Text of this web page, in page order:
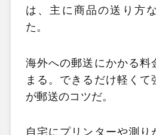
は、主に商品の送り方
た。
海外への郵送にかかる料
まる。できるだけ軽くて
が郵送のコツだ。
自宅にプリンターや測り